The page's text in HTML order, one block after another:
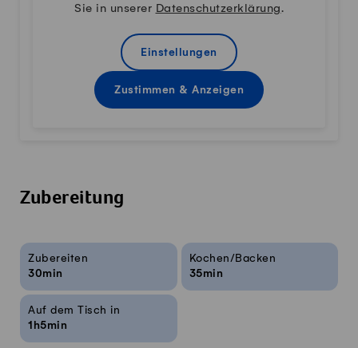
Sie in unserer Datenschutzerklärung.
Einstellungen
Zustimmen & Anzeigen
Zubereitung
Rezeptinfos
Zubereiten
30min
Kochen/Backen
35min
Auf dem Tisch in
1h5min